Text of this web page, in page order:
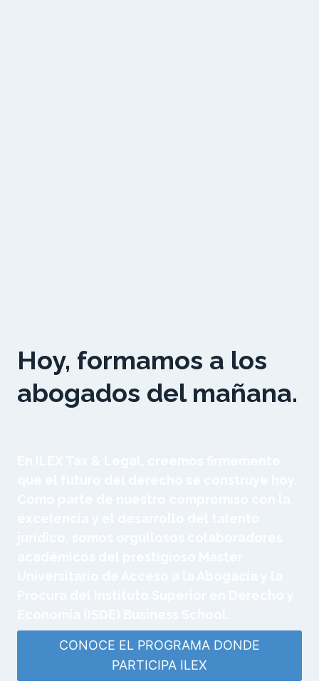
Hoy, formamos a los
abogados del mañana.
CONOCE EL PROGRAMA DONDE
PARTICIPA ILEX